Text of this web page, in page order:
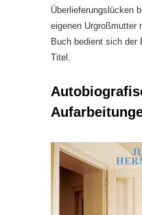
Überlieferungslücken
eigenen Urgroßmutter
Buch bedient sich der
Titel.